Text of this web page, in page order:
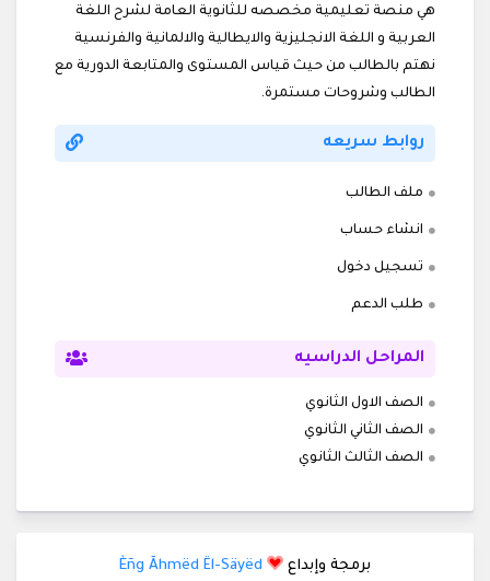
هي منصة تعليمية مخصصه للثانوية العامة لشرح اللغة
العربية و اللغة الانجليزية والايطالية والالمانية والفرنسية
نهتم بالطالب من حيث قياس المستوى والمتابعة الدورية مع
الطالب وشروحات مستمرة.
روابط سريعه
ملف الطالب
انشاء حساب
تسجيل دخول
طلب الدعم
المراحل الدراسيه
الصف الاول الثانوي
الصف الثاني الثانوي
الصف الثالث الثانوي
برمجة وإبداع Èñg Ãhmëd Ël-Säyëd